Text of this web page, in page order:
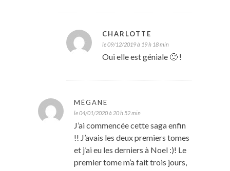
CHARLOTTE
le 09/12/2019 à 19 h 18 min
Oui elle est géniale 🙂 !
MÉGANE
le 04/01/2020 à 20 h 52 min
J’ai commencée cette saga enfin
!! J’avais les deux premiers tomes
et j’ai eu les derniers à Noel :)! Le
premier tome m’a fait trois jours,